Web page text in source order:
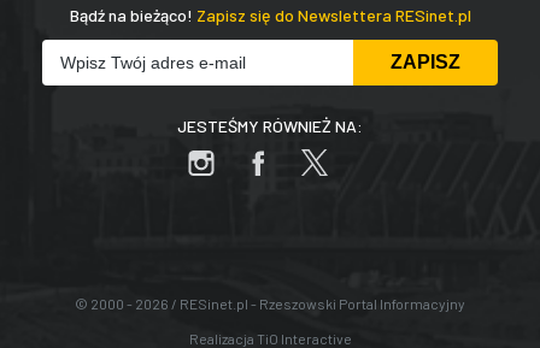
Bądź na bieżąco! Zapisz się do Newslettera RESinet.pl
JESTEŚMY RÓWNIEŻ NA:
© 2000 - 2026 / RESinet.pl - Rzeszowski Portal Informacyjny
Realizacja TiO Interactive